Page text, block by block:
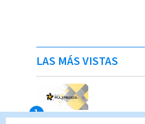
LAS MÁS VISTAS